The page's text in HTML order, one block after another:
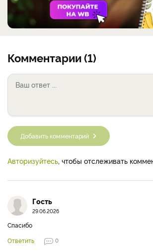
Комментарии (1)
Добавить комментарий
Авторизуйтесь, чтобы отслеживать
Гость
29.06.2026
Спасибо
Ответить
0